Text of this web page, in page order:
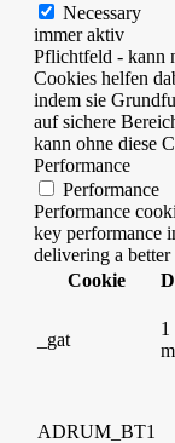
Necessary
immer aktiv
Pflichtfeld - kann
Cookies helfen
indem sie
auf sichere
kann ohne diese
Performance
Performance
Performance
key performance
delivering a
Cookie
_gat
1
ADRUM_BT1